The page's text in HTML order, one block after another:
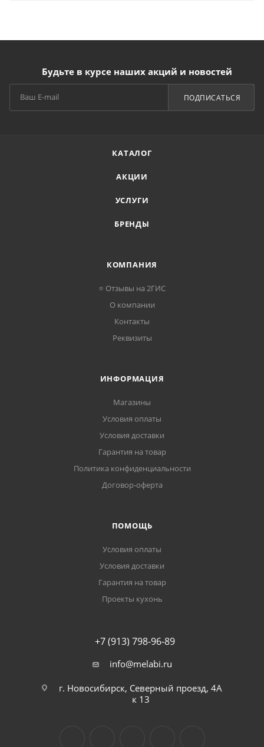
Будьте в курсе наших акций и новостей
ПОДПИСАТЬСЯ
КАТАЛОГ
АКЦИИ
УСЛУГИ
БРЕНДЫ
КОМПАНИЯ
⭐ Отзывы на 2ГИС
О компании
Контакты
Реквизиты
ИНФОРМАЦИЯ
Магазины
Условия оплаты
Условия доставки
Гарантия на товар
Политика конфиденциальности
Договор-оферта
ПОМОЩЬ
Условия оплаты
Условия доставки
Гарантия на товар
Проекты кухонь
+7 (913) 798-96-89
info@melabi.ru
г. Новосибирск, Северный проезд, 4А
к 13